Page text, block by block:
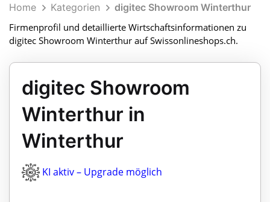
Home Kategorien
digitec Showroom Winterthur
Firmenprofil und detaillierte Wirtschaftsinformationen zu
digitec Showroom Winterthur auf Swissonlineshops.ch.
digitec Showroom
Winterthur in
Winterthur
KI aktiv – Upgrade möglich